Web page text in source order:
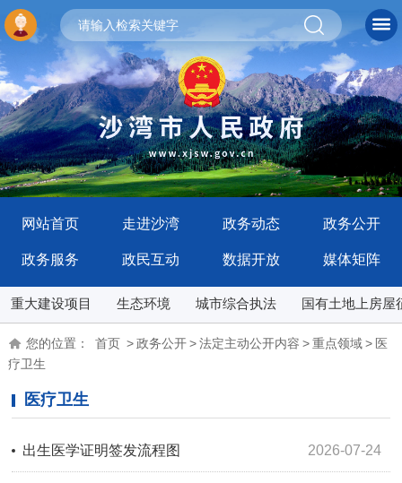
网站首页 走进沙湾 政务动态 政务公开
政务服务 政民互动 数据开放 媒体矩阵
重大建设项目 生态环境 城市综合执法 国有土地上房屋
您的位置： 首页 >政务公开>法定主动公开内容 >重点领域> 医
疗卫生
医疗卫生
2026-07-24
出生医学证明签发流程图